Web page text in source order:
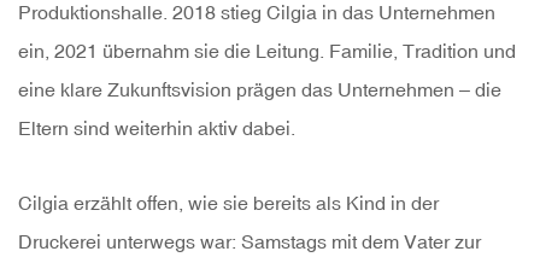
Produktionshalle. 2018 stieg Cilgia in das Unternehmen
ein, 2021 übernahm sie die Leitung. Familie, Tradition und
eine klare Zukunftsvision prägen das Unternehmen – die
Eltern sind weiterhin aktiv dabei.
Cilgia erzählt offen, wie sie bereits als Kind in der
Druckerei unterwegs war: Samstags mit dem Vater zur